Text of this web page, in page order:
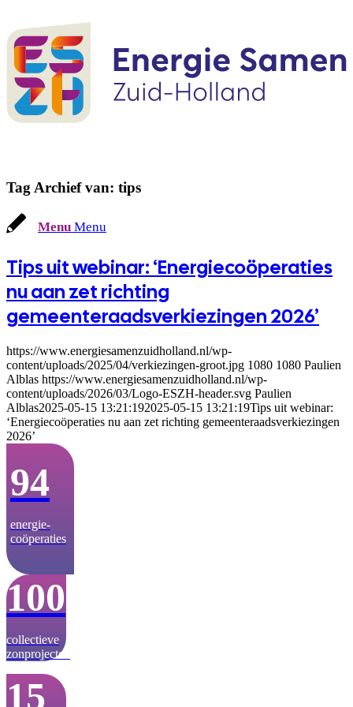
Menu Menu
Tag Archief van: tips
Tips uit webinar: ‘Energiecoöperaties
nu aan zet richting
gemeenteraadsverkiezingen 2026’
https://www.energiesamenzuidholland.nl/wp-
content/uploads/2025/04/verkiezingen-groot.jpg 1080 1080 Paulien
Alblas https://www.energiesamenzuidholland.nl/wp-
content/uploads/2026/03/Logo-ESZH-header.svg Paulien
Alblas2025-05-15 13:21:192025-05-15 13:21:19Tips uit webinar:
‘Energiecoöperaties nu aan zet richting gemeenteraadsverkiezingen
2026’
94
energie­-
coöperaties
100
collectieve
zonprojecten
15